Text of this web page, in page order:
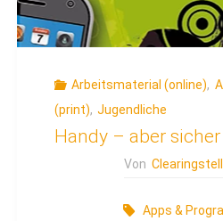
Arbeitsmaterial (online),
(print), Jugendliche
Handy – aber sicher
Von
Apps &